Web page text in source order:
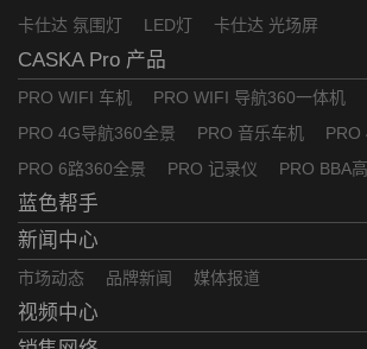
卡仕达 氛围灯
LED灯 卡仕达 光场屏
CASKA Pro 产品
PRO WIFI 车机
PRO WIFI 导航360一体机
PRO 4G导航360全景
PRO 音乐车机
PRO
PRO 6路360全景
PRO 记录仪 PRO BBA
蓝色帮手
新闻中心
市场动态 品牌新闻 媒体报道
视频中心